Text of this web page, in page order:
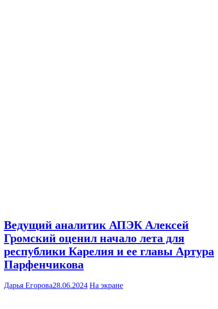
Ведущий аналитик АПЭК Алексей
Громский оценил начало лета для
республики Карелия и ее главы Артура
Парфенчикова
Дарья Егорова28.06.2024 На экране